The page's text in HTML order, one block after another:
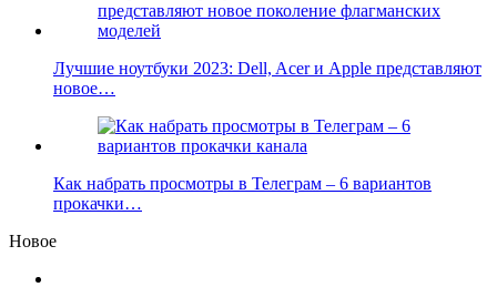
Лучшие ноутбуки 2023: Dell, Acer и Apple представляют
новое…
Как набрать просмотры в Телеграм – 6 вариантов
прокачки…
Новое